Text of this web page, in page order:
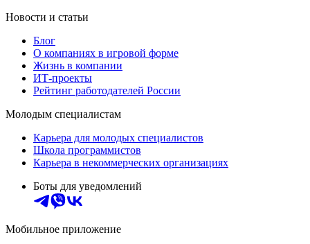
Новости и статьи
Блог
О компаниях в игровой форме
Жизнь в компании
ИТ-проекты
Рейтинг работодателей России
Молодым специалистам
Карьера для молодых специалистов
Школа программистов
Карьера в некоммерческих организациях
Боты для уведомлений
Мобильное приложение